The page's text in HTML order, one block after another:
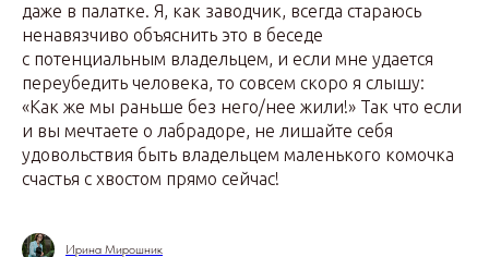
даже в палатке. Я, как заводчик, всегда стараюсь
ненавязчиво объяснить это в беседе
с потенциальным владельцем, и если мне удается
переубедить человека, то совсем скоро я слышу:
«Как же мы раньше без него/нее жили!» Так что если
и вы мечтаете о лабрадоре, не лишайте себя
удовольствия быть владельцем маленького комочка
счастья с хвостом прямо сейчас!
Ирина Мирошник